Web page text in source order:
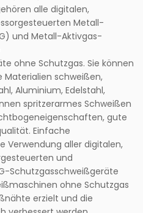
alle digitalen,
Metall-
und Metall-Aktivgas-
ohne Schutzgas. Sie können
schweißen,
Aluminium, Edelstahl,
spritzerarmes Schweißen
gute
Einfache
Verwendung aller digitalen,
und
Schutzgasschweißgeräte
ohne Schutzgas
erzielt und die